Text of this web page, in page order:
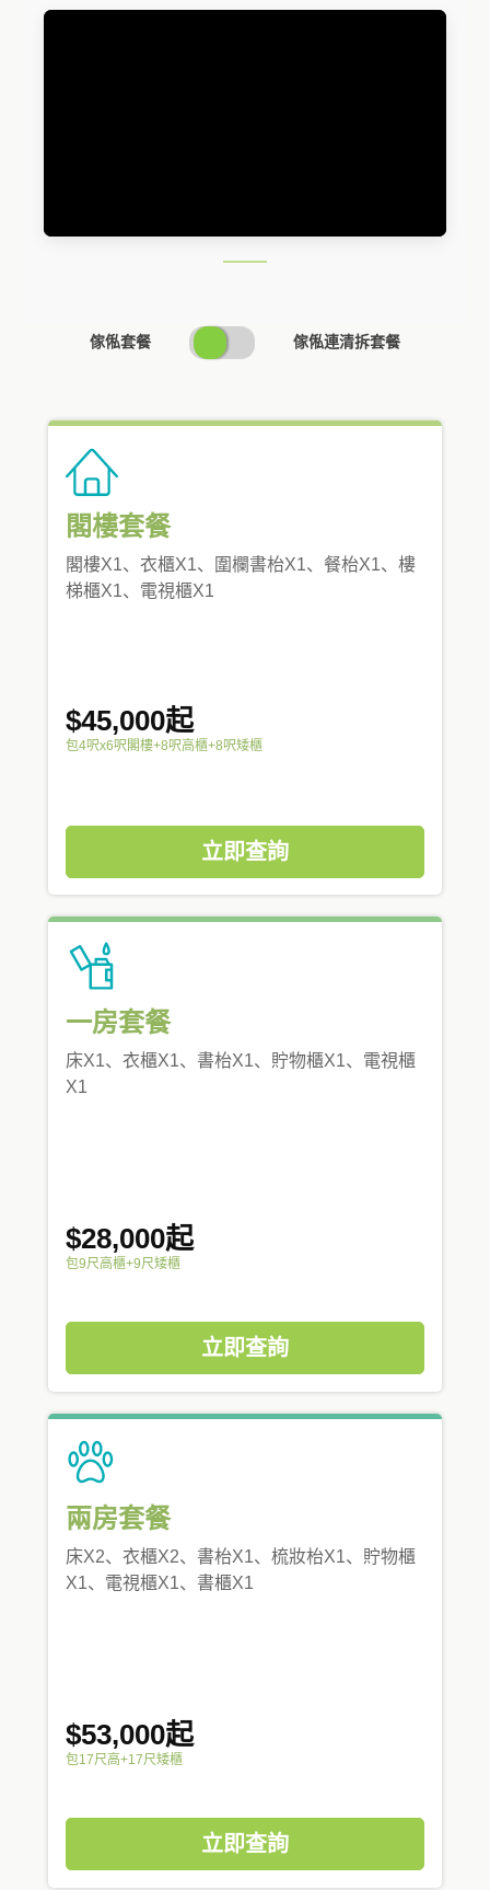
傢俬套餐
SWITCH
PRICING
傢俬連清拆套餐
閣樓套餐
閣樓X1、衣櫃X1、圍欄書枱X1、餐枱X1、樓
梯櫃X1、電視櫃X1
$45,000起
包4呎x6呎閣樓+8呎高櫃+8呎矮櫃
立即查詢
一房套餐
床X1、衣櫃X1、書枱X1、貯物櫃X1、電視櫃
X1
$28,000起
包9尺高櫃+9尺矮櫃
立即查詢
兩房套餐
床X2、衣櫃X2、書枱X1、梳妝枱X1、貯物櫃
X1、電視櫃X1、書櫃X1
$53,000起
包17尺高+17尺矮櫃
立即查詢